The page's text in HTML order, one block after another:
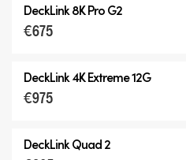
DeckLink 8K Pro G2
€675
DeckLink 4K Extreme 12G
€975
DeckLink Quad 2